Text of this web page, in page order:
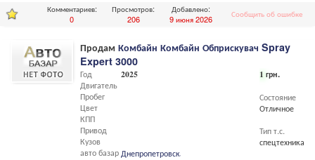
Комментариев:
0
Просмотров:
206
Добавлено:
9 июня 2026
Сообщить об ошибке
Продам Комбайн Комбайн Обприскувач Spray
Expert 3000
1 грн.
Состояние
Отличное
Тип т.с.
спецтехника
Год
Двигатель
Пробег
Цвет
КПП
Привод
Кузов
авто базар
2025
Днепропетровская